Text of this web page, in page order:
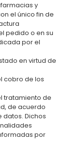
y
el único fin de
pedido o en su
por el
en virtud de
cobro de los
tratamiento de
de acuerdo
Dichos
por